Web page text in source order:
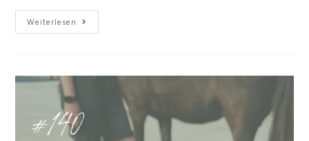
Weiterlesen